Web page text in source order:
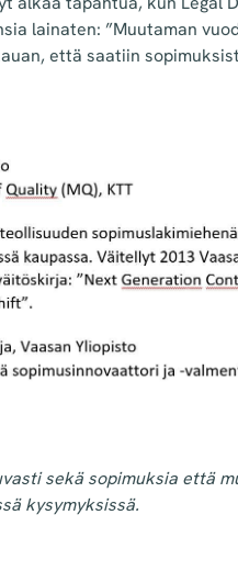
lainaten: ”Muutaman
että saatiin
sekä sopimuksia että
kysymyksissä.